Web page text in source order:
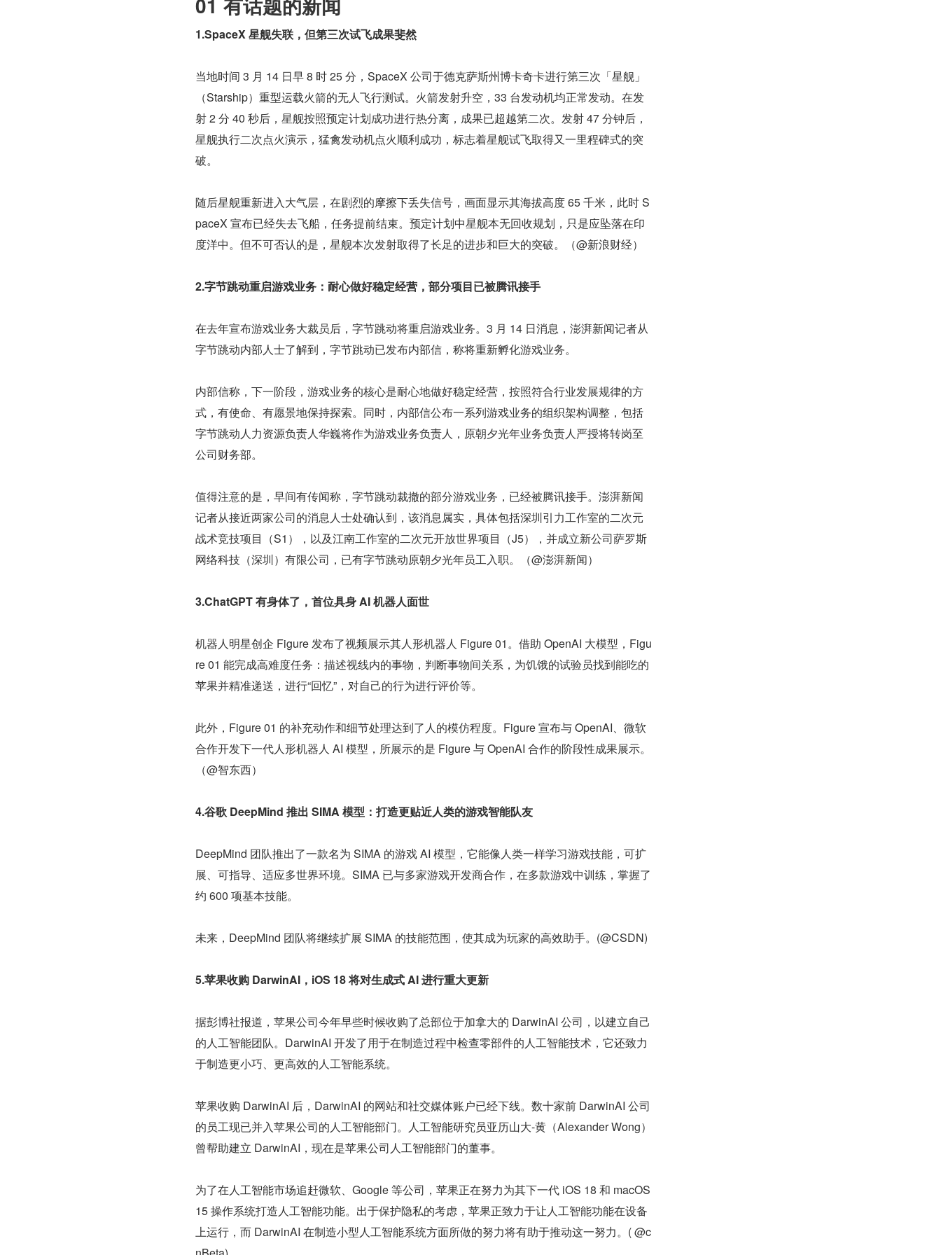
1.SpaceX 星舰失联，但第三次试飞成果斐然
当地时间 3 月 14 日早 8 时 25 分，SpaceX 公司于德克萨斯州博卡奇卡进行第三次「星舰」
（Starship）重型运载火箭的无人飞行测试。火箭发射升空，33 台发动机均正常发动。在发
射 2 分 40 秒后，星舰按照预定计划成功进行热分离，成果已超越第二次。发射 47 分钟后，
星舰执行二次点火演示，猛禽发动机点火顺利成功，标志着星舰试飞取得又一里程碑式的突
破。
随后星舰重新进入大气层，在剧烈的摩擦下丢失信号，画面显示其海拔高度 65 千米，此时 S
paceX 宣布已经失去飞船，任务提前结束。预定计划中星舰本无回收规划，只是应坠落在印
度洋中。但不可否认的是，星舰本次发射取得了长足的进步和巨大的突破。（@新浪财经）
2.字节跳动重启游戏业务：耐心做好稳定经营，部分项目已被腾讯接手
在去年宣布游戏业务大裁员后，字节跳动将重启游戏业务。3 月 14 日消息，澎湃新闻记者从
字节跳动内部人士了解到，字节跳动已发布内部信，称将重新孵化游戏业务。
内部信称，下一阶段，游戏业务的核心是耐心地做好稳定经营，按照符合行业发展规律的方
式，有使命、有愿景地保持探索。同时，内部信公布一系列游戏业务的组织架构调整，包括
字节跳动人力资源负责人华巍将作为游戏业务负责人，原朝夕光年业务负责人严授将转岗至
公司财务部。
值得注意的是，早间有传闻称，字节跳动裁撤的部分游戏业务，已经被腾讯接手。澎湃新闻
记者从接近两家公司的消息人士处确认到，该消息属实，具体包括深圳引力工作室的二次元
战术竞技项目（S1），以及江南工作室的二次元开放世界项目（J5），并成立新公司萨罗斯
网络科技（深圳）有限公司，已有字节跳动原朝夕光年员工入职。（@澎湃新闻）
3.ChatGPT 有身体了，首位具身 AI 机器人面世
机器人明星创企 Figure 发布了视频展示其人形机器人 Figure 01。借助 OpenAI 大模型，Figu
re 01 能完成高难度任务：描述视线内的事物，判断事物间关系，为饥饿的试验员找到能吃的
苹果并精准递送，进行“回忆”，对自己的行为进行评价等。
此外，Figure 01 的补充动作和细节处理达到了人的模仿程度。Figure 宣布与 OpenAI、微软
合作开发下一代人形机器人 AI 模型，所展示的是 Figure 与 OpenAI 合作的阶段性成果展示。
（@智东西）
4.谷歌 DeepMind 推出 SIMA 模型：打造更贴近人类的游戏智能队友
DeepMind 团队推出了一款名为 SIMA 的游戏 AI 模型，它能像人类一样学习游戏技能，可扩
展、可指导、适应多世界环境。SIMA 已与多家游戏开发商合作，在多款游戏中训练，掌握了
约 600 项基本技能。
未来，DeepMind 团队将继续扩展 SIMA 的技能范围，使其成为玩家的高效助手。(@CSDN)
5.苹果收购 DarwinAI，iOS 18 将对生成式 AI 进行重大更新
据彭博社报道，苹果公司今年早些时候收购了总部位于加拿大的 DarwinAI 公司，以建立自己
的人工智能团队。DarwinAI 开发了用于在制造过程中检查零部件的人工智能技术，它还致力
于制造更小巧、更高效的人工智能系统。
苹果收购 DarwinAI 后，DarwinAI 的网站和社交媒体账户已经下线。数十家前 DarwinAI 公司
的员工现已并入苹果公司的人工智能部门。人工智能研究员亚历山大-黄（Alexander Wong）
曾帮助建立 DarwinAI，现在是苹果公司人工智能部门的董事。
为了在人工智能市场追赶微软、Google 等公司，苹果正在努力为其下一代 iOS 18 和 macOS
15 操作系统打造人工智能功能。出于保护隐私的考虑，苹果正致力于让人工智能功能在设备
上运行，而 DarwinAI 在制造小型人工智能系统方面所做的努力将有助于推动这一努力。( @c